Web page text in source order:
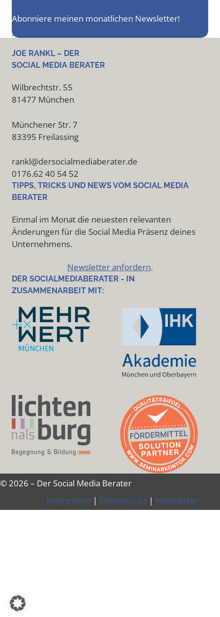
Abonniere meinen monatlichen Newsletter!
Newsletter anfordern
JOE RANKL – DER
SOCIAL MEDIA BERATER
Wilbrechtstr. 55
81477 München
Münchener Str. 7
83395 Freilassing
rankl@dersocialmediaberater.de
0176.62 40 54 52
TIPPS, TRICKS UND NEWS VOM SOCIAL MEDIA
BERATER
Einmal im Monat die neuesten relevanten
Änderungen für die Social Media Präsenz deines
Unternehmens.
Newsletter anfordern
DER SOCIALMEDIABERATER - IN
ZUSAMMENARBEIT MIT:
© 2026 – Der Social Media Berater
Impressum | Datenschutz | Newsletter